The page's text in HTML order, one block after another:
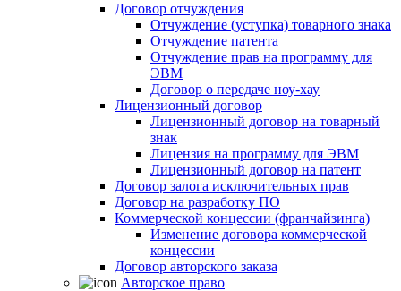
Договор отчуждения
Отчуждение (уступка) товарного знака
Отчуждение патента
Отчуждение прав на программу для
ЭВМ
Договор о передаче ноу-хау
Лицензионный договор
Лицензионный договор на товарный
знак
Лицензия на программу для ЭВМ
Лицензионный договор на патент
Договор залога исключительных прав
Договор на разработку ПО
Коммерческой концессии (франчайзинга)
Изменение договора коммерческой
концессии
Договор авторского заказа
Авторское право